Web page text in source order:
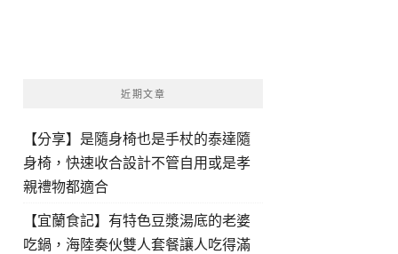
近期文章
【分享】是隨身椅也是手杖的泰達隨
身椅，快速收合設計不管自用或是孝
親禮物都適合
【宜蘭食記】有特色豆漿湯底的老婆
吃鍋，海陸奏伙雙人套餐讓人吃得滿